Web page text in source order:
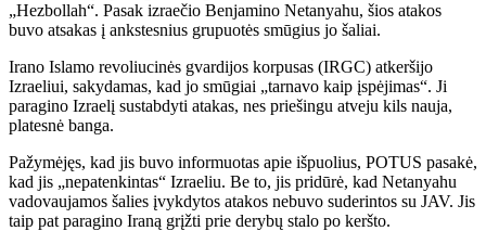
„Hezbollah“. Pasak izraečio Benjamino Netanyahu, šios atakos
buvo atsakas į ankstesnius grupuotės smūgius jo šaliai.
Irano Islamo revoliucinės gvardijos korpusas (IRGC) atkeršijo
Izraeliui, sakydamas, kad jo smūgiai „tarnavo kaip įspėjimas“. Ji
paragino Izraelį sustabdyti atakas, nes priešingu atveju kils nauja,
platesnė banga.
Pažymėjęs, kad jis buvo informuotas apie išpuolius, POTUS pasakė,
kad jis „nepatenkintas“ Izraeliu. Be to, jis pridūrė, kad Netanyahu
vadovaujamos šalies įvykdytos atakos nebuvo suderintos su JAV. Jis
taip pat paragino Iraną grįžti prie derybų stalo po keršto.